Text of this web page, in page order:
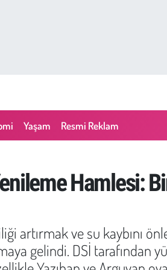
Yaşam Resmi Reklam
Hamlesi:
artırmak ve su kaybını
gelindi. DSİ tarafından